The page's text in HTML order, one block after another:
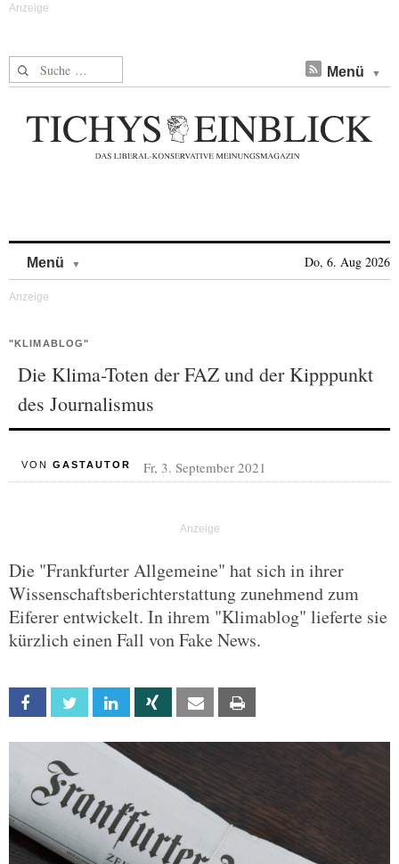
Suche nach: Menü
Menü Do, 6. Aug 2026
"KLIMABLOG"
Die Klima-Toten der FAZ und der Kipppunkt
des Journalismus
VON GASTAUTOR Fr, 3. September 2021
Die "Frankfurter Allgemeine" hat sich in ihrer
Wissenschaftsberichterstattung zunehmend zum
Eiferer entwickelt. In ihrem "Klimablog" lieferte sie
kürzlich einen Fall von Fake News.
Facebook Twitter Linkedin Xing Email